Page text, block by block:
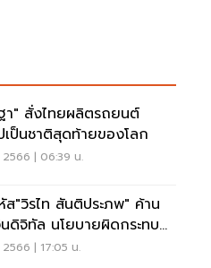
า" สั่งไทยผลิตรถยนต์
เป็นชาติสุดท้ายของโลก
| 06:39 น.
ส"วิรไท สันติประภพ" ค้าน
ดิจิทัล นโยบายผิดกระทบ
ะเทศ| 17:05 น.